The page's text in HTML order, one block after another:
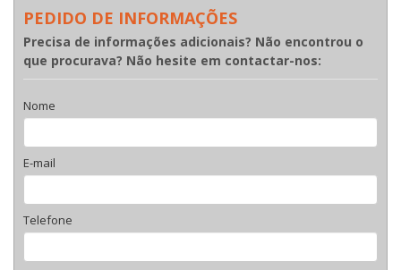
PEDIDO DE INFORMAÇÕES
Precisa de informações adicionais? Não encontrou o
que procurava? Não hesite em contactar-nos:
Nome
E-mail
Telefone